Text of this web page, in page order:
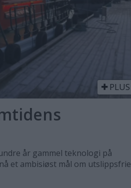
PLUS
år gammel teknologi på
et ambisiøst mål om utslippsfrie